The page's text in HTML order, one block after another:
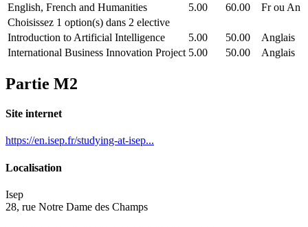
English, French and Humanities
5.00 60.00
Fr ou An
Choisissez 1 option(s) dans 2 elective
Introduction to Artificial Intelligence
5.00 50.00
Anglais
International Business Innovation Project 5.00 50.00 Anglais
Partie M2
Site internet
https://en.isep.fr/studying-at-isep...
Localisation
Isep
28, rue Notre Dame des Champs